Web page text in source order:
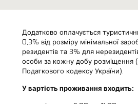
Додатково оплачується
0,3% від розміру мінімальної
резидентів та 3% для
особи за кожну добу розміщення
Податкового кодексу України).
У вартість проживання входить: